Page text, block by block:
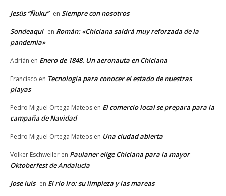
Jesús “Ñuku” en Siempre con nosotros
Sondeaquí en Román: «Chiclana saldrá muy reforzada de la
pandemia»
Adrián en Enero de 1848. Un aeronauta en Chiclana
Francisco en Tecnología para conocer el estado de nuestras
playas
Pedro Miguel Ortega Mateos en El comercio local se prepara para la
campaña de Navidad
Pedro Miguel Ortega Mateos en Una ciudad abierta
Volker Eschweiler en Paulaner elige Chiclana para la mayor
Oktoberfest de Andalucía
Jose luis en El río Iro: su limpieza y las mareas